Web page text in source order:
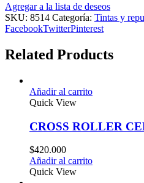
Agregar a la lista de deseos
SKU: 8514 Categoría: Tintas y
FacebookTwitterPinterest
Related Products
Añadir al carrito
Quick View
CROSS ROLLER
$420.000
Añadir al carrito
Quick View